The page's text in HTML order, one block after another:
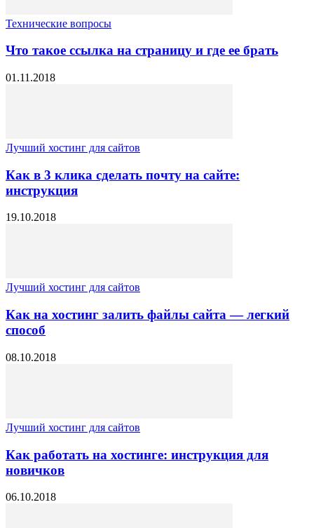
Технические вопросы
Что такое ссылка на страницу и где ее брать
01.11.2018
Лучший хостинг для сайтов
Как в 3 клика сделать почту на сайте:
инструкция
19.10.2018
Лучший хостинг для сайтов
Как на хостинг залить файлы сайта — легкий
способ
08.10.2018
Лучший хостинг для сайтов
Как работать на хостинге: инструкция для
новичков
06.10.2018